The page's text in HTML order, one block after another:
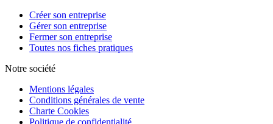
Créer son entreprise
Gérer son entreprise
Fermer son entreprise
Toutes nos fiches pratiques
Notre société
Mentions légales
Conditions générales de vente
Charte Cookies
Politique de confidentialité